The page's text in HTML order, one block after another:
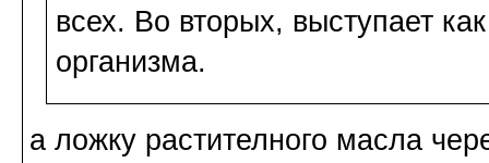
всех. Во вторых, выступает
организма.
а ложку растителного масла